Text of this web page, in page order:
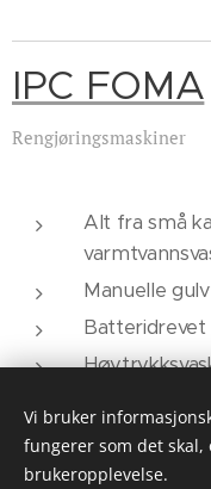
IPC FOMA
Rengjøringsmaskiner
Alt fra små
Manuelle
Batteridrevet
Vi bruker
fungerer som det
brukeropplevelse.